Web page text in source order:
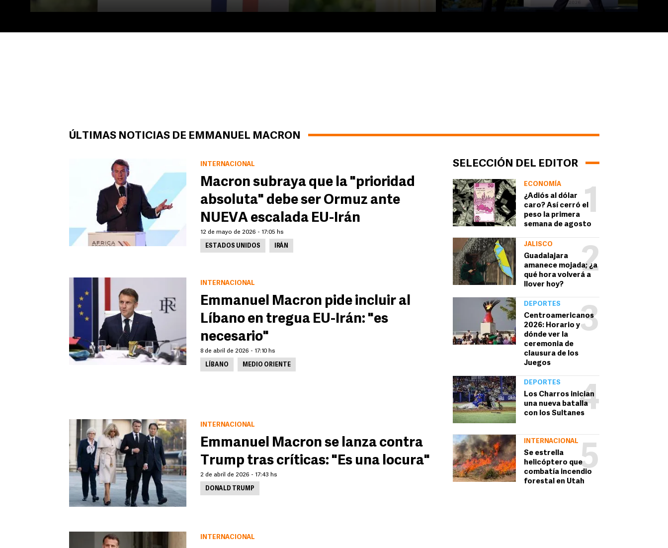
ÚLTIMAS NOTICIAS DE EMMANUEL MACRON
SELECCIÓN DEL EDITOR
1
ECONOMÍA
¿Adiós al dólar
caro? Así cerró el
peso la primera
semana de agosto
2
JALISCO
Guadalajara
amanece mojada; ¿a
qué hora volverá a
llover hoy?
3
DEPORTES
Centroamericanos
2026: Horario y
dónde ver la
ceremonia de
clausura de los
Juegos
4
DEPORTES
Los Charros inician
una nueva batalla
con los Sultanes
5
INTERNACIONAL
Se estrella
helicóptero que
combatía incendio
forestal en Utah
INTERNACIONAL
Macron subraya que la "prioridad
absoluta" debe ser Ormuz ante
NUEVA escalada EU-Irán
12 de mayo de 2026 - 17:05 hs
ESTADOS UNIDOS IRÁN
INTERNACIONAL
Emmanuel Macron pide incluir al
Líbano en tregua EU-Irán: "es
necesario"
8 de abril de 2026 - 17:10 hs
LÍBANO MEDIO ORIENTE
INTERNACIONAL
Emmanuel Macron se lanza contra
Trump tras críticas: "Es una locura"
2 de abril de 2026 - 17:43 hs
DONALD TRUMP
INTERNACIONAL